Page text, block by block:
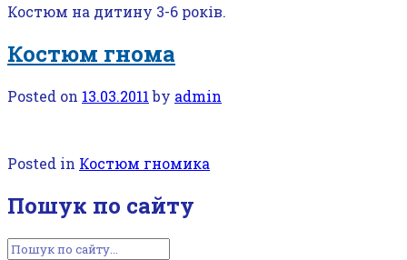
Костюм на дитину 3-6 років.
Костюм гнома
Posted on 13.03.2011 by admin
Posted in Костюм гномика
Пошук по сайту